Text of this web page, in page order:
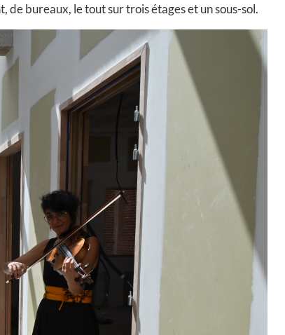
de bureaux, le tout sur trois étages et un sous-sol.